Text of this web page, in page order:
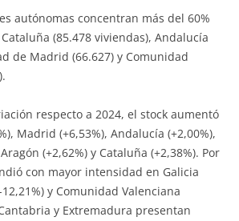
autónomas concentran más del 60%
(85.478 viviendas), Andalucía
de Madrid (66.627) y Comunidad
respecto a 2024, el stock aumentó
Madrid (+6,53%), Andalucía (+2,00%),
(+2,62%) y Cataluña (+2,38%). Por
con mayor intensidad en Galicia
y Comunidad Valenciana
y Extremadura presentan